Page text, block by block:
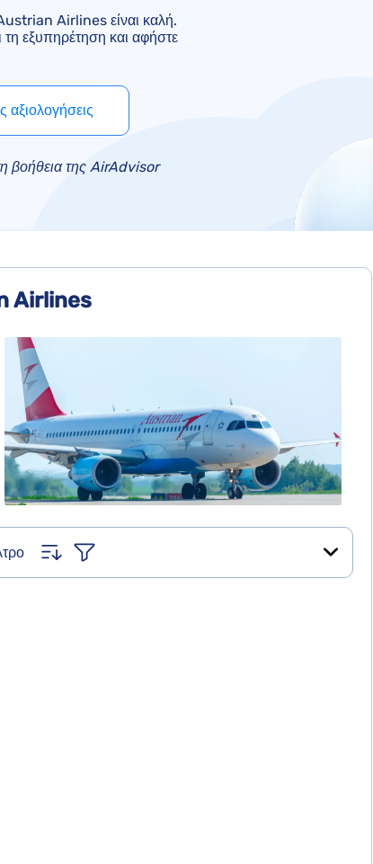
British Airways - Αποζημίωση
Airlines είναι καλή.
τη εξυπηρέτηση και αφήστε
αξιολογήσεις
βοήθεια της AirAdvisor
Airlines